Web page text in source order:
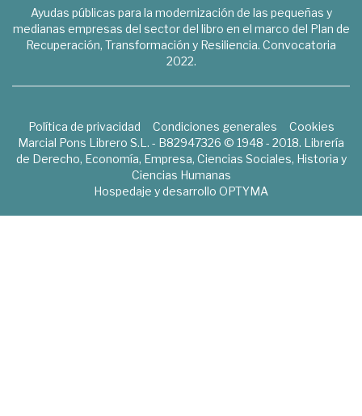
Ayudas públicas para la modernización de las pequeñas y
medianas empresas del sector del libro en el marco del Plan de
Recuperación, Transformación y Resiliencia. Convocatoria
2022.
Política de privacidad Condiciones generales
Cookies
Marcial Pons Librero S.L. - B82947326 © 1948 - 2018. Librería
de Derecho, Economía, Empresa, Ciencias Sociales, Historia y
Ciencias Humanas
Hospedaje y desarrollo OPTYMA